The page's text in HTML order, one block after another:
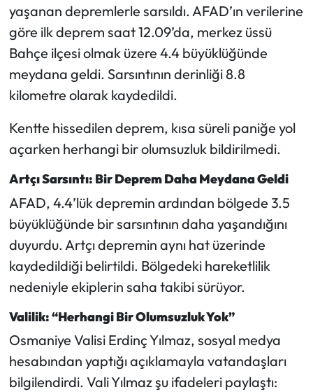
yaşanan depremlerle sarsıldı. AFAD’ın verilerine
göre ilk deprem saat 12.09’da, merkez üssü
Bahçe ilçesi olmak üzere 4.4 büyüklüğünde
meydana geldi. Sarsıntının derinliği 8.8
kilometre olarak kaydedildi.
Kentte hissedilen deprem, kısa süreli paniğe yol
açarken herhangi bir olumsuzluk bildirilmedi.
Artçı Sarsıntı: Bir Deprem Daha Meydana Geldi
AFAD, 4.4’lük depremin ardından bölgede 3.5
büyüklüğünde bir sarsıntının daha yaşandığını
duyurdu. Artçı depremin aynı hat üzerinde
kaydedildiği belirtildi. Bölgedeki hareketlilik
nedeniyle ekiplerin saha takibi sürüyor.
Valilik: “Herhangi Bir Olumsuzluk Yok”
Osmaniye Valisi Erdinç Yılmaz, sosyal medya
hesabından yaptığı açıklamayla vatandaşları
bilgilendirdi. Vali Yılmaz şu ifadeleri paylaştı:
Osmancık Haberleri
Otomotiv
Resmi İlan
Resmi Reklam
Sağlık
Spor
Sungurlu Haberleri
Turizm
Uğurludağ Haberleri
Yaşam